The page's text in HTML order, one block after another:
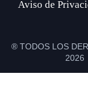
Aviso de
® TODOS LOS
2026